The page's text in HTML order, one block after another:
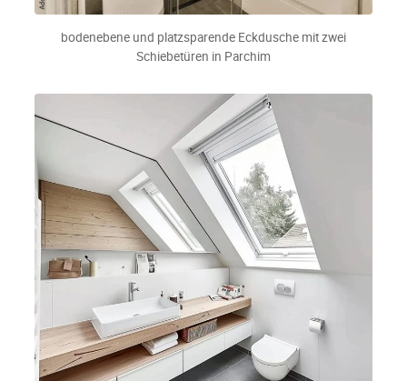
bodenebene und platzsparende Eckdusche mit zwei
Schiebetüren in Parchim